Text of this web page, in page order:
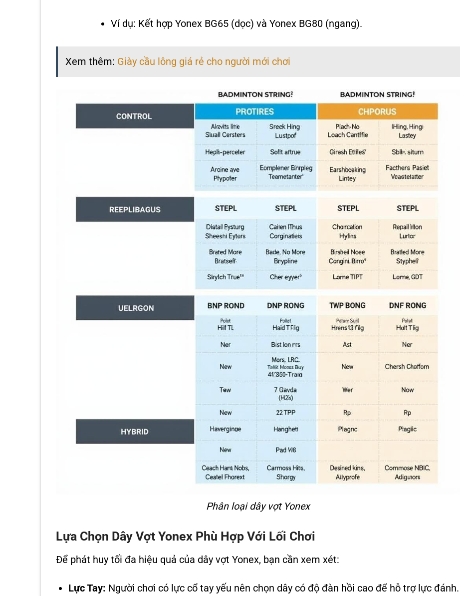
Ví dụ: Kết hợp Yonex BG65 (dọc) và Yonex BG80 (ngang).
Xem thêm: Giày cầu lông giá rẻ cho người mới chơi
Phân loại dây vợt Yonex
Lựa Chọn Dây Vợt Yonex Phù Hợp Với Lối Chơi
Để phát huy tối đa hiệu quả của dây vợt Yonex, bạn cần xem xét:
Lực Tay: Người chơi có lực cổ tay yếu nên chọn dây có độ đàn hồi cao để hỗ trợ lực đánh.